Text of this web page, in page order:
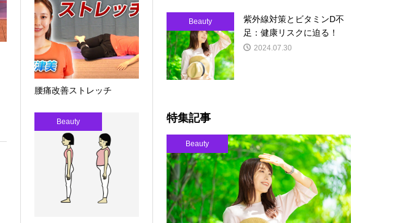
腰痛改善ストレッチ
Beauty
Beauty
紫外線対策とビタミンD不
足：健康リスクに迫る！
2024.07.30
特集記事
Beauty